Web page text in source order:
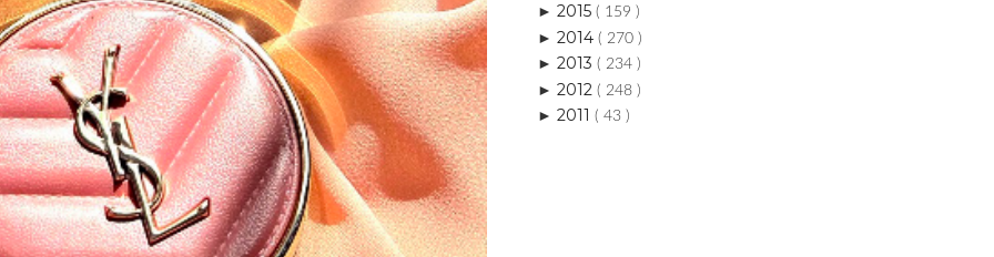
► 2015 ( 159 )
► 2014 ( 270 )
► 2013 ( 234 )
► 2012 ( 248 )
► 2011 ( 43 )